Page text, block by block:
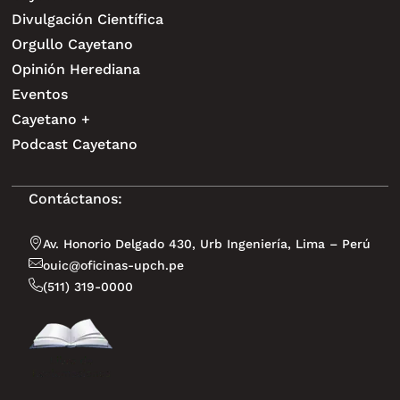
Divulgación Científica
Orgullo Cayetano
Opinión Herediana
Eventos
Cayetano +
Podcast Cayetano
Contáctanos:
Av. Honorio Delgado 430, Urb Ingeniería, Lima – Perú
ouic@oficinas-upch.pe
(511) 319-0000